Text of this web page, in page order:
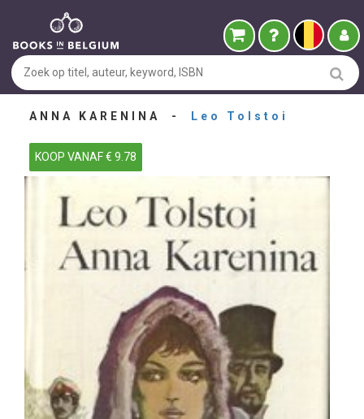
ANNA KARENINA - Leo Tolstoi
KOOP VANAF € 9.78